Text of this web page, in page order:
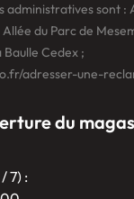
administratives sont :
Allée du Parc de
Cedex ;
adresser-une-
du
7) :